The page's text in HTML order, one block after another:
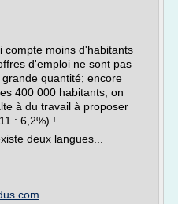
compte moins d'habitants
d'emploi ne sont pas
quantité; encore
400 000 habitants, on
à du travail à proposer
: 6,2%) !
deux langues...